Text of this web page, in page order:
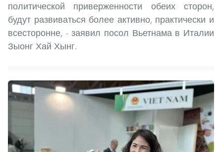
политической приверженности обеих сторон,
будут развиваться более активно, практически и
всесторонне, - заявил посол Вьетнама в Италии
Зыонг Хай Хынг.